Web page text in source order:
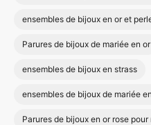
ensembles de bijoux en or et
Parures de bijoux de mariée en or
ensembles de bijoux en strass
ensembles de bijoux de mariée
Parures de bijoux en or rose pour